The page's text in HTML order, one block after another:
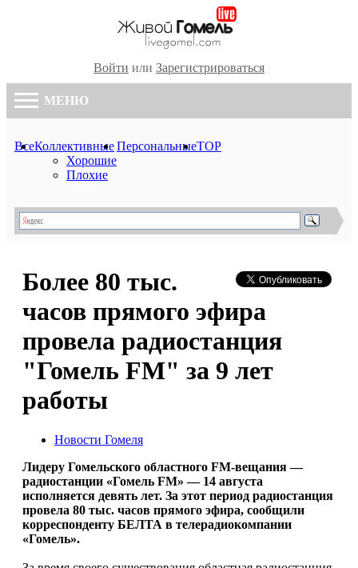
Войти или Зарегистрироваться
МЕНЮ
ВсеКоллективные
Хорошие
Плохие
ПерсональныеTOP
Более 80 тыс.
часов прямого эфира
провела радиостанция
"Гомель FM" за 9 лет
работы
Новости Гомеля
Лидеру Гомельского областного FM-вещания —
радиостанции «Гомель FM» — 14 августа
исполняется девять лет. За этот период радиостанция
провела 80 тыс. часов прямого эфира, сообщили
корреспонденту БЕЛТА в телерадиокомпании
«Гомель».